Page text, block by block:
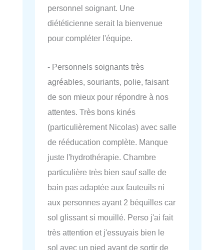
personnel soignant. Une
diététicienne serait la bienvenue
pour compléter l'équipe.
- Personnels soignants très
agréables, souriants, polie, faisant
de son mieux pour répondre à nos
attentes. Très bons kinés
(particulièrement Nicolas) avec salle
de rééducation complète. Manque
juste l'hydrothérapie. Chambre
particulière très bien sauf salle de
bain pas adaptée aux fauteuils ni
aux personnes ayant 2 béquilles car
sol glissant si mouillé. Perso j'ai fait
très attention et j'essuyais bien le
sol avec un pied avant de sortir de